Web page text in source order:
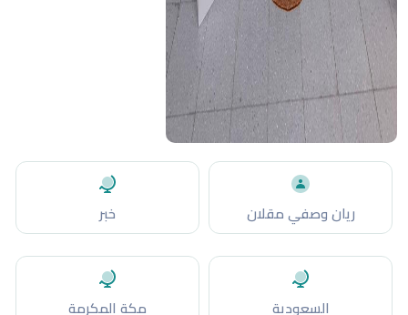
ريان وصفي مقلان خبر
السعودية مكة المكرمة